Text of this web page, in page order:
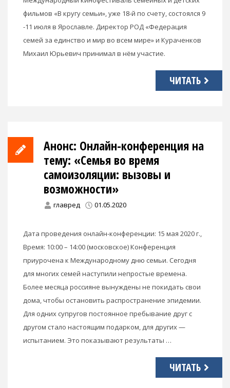
фильмов «В кругу семьи», уже 18-й по счету, состоялся 9
-11 июля в Ярославле. Директор РОД «Федерация
семей за единство и мир во всем мире» и Кураченков
Михаил Юрьевич принимал в нём участие.
ЧИТАТЬ
Анонс: Онлайн-конференция на
тему: «Семья во время
самоизоляции: вызовы и
возможности»
главред 01.05.2020
Дата проведения онлайн-конференции: 15 мая 2020 г.,
Время: 10:00 – 14:00 (московское) Конференция
приурочена к Международному дню семьи. Сегодня
для многих семей наступили непростые времена.
Более месяца россияне вынуждены не покидать свои
дома, чтобы остановить распространение эпидемии.
Для одних супругов постоянное пребывание друг с
другом стало настоящим подарком, для других —
испытанием. Это показывают результаты …
ЧИТАТЬ